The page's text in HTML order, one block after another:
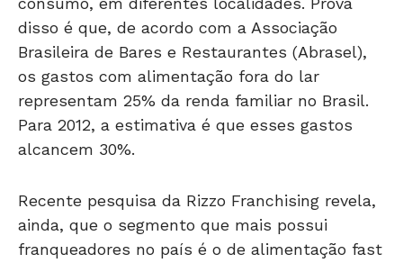
disso é que, de acordo com a Associação
Brasileira de Bares e Restaurantes (Abrasel),
os gastos com alimentação fora do lar
representam 25% da renda familiar no Brasil.
Para 2012, a estimativa é que esses gastos
alcancem 30%.
Recente pesquisa da Rizzo Franchising revela,
ainda, que o segmento que mais possui
franqueadores no país é o de alimentação fast